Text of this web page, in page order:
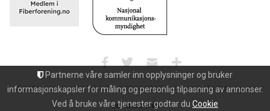
Partnerne våre samler inn opplysninger og bruker
informasjonskapsler for måling og personlig tilpasning av annonser.
Ved å bruke våre tjenester godtar du Cookie
© 2026 | Maxeta AS | Tel: +47 33 32 94 30 | E-post: nettbutikk@dgroup.no
Uni Micro Web